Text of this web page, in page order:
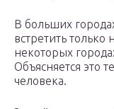
В больших
встретить только
некоторых
Объясняется это
человека.